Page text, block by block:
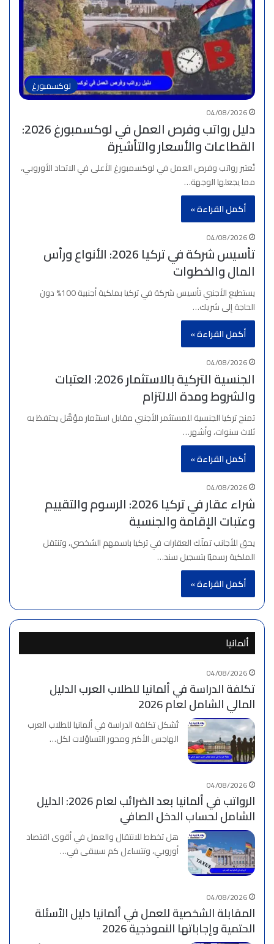
لوكسمبورغ
04/08/2026
دليل رواتب وفرص العمل في لوكسمبورغ 2026:
القطاعات والأسعار والتأشيرة
تُعتبر رواتب وفرص العمل في لوكسمبورغ الأعلى في الاتحاد الأوروبي،
مما يجعلها الوجهة…
أكمل القراءة »
04/08/2026
تأسيس شركة في تركيا 2026: الأنواع ورأس
المال والخطوات
يستطيع الأجنبي تأسيس شركة في تركيا بملكية أجنبية 100% دون
الحاجة إلى شريك…
أكمل القراءة »
04/08/2026
الجنسية التركية بالاستثمار 2026: العتبات
والشروط ومدة الالتزام
تمنح تركيا الجنسية للمستثمر الأجنبي مقابل استثمار مؤهَّل يحتفظ به
ثلاث سنوات، وأشهر…
أكمل القراءة »
04/08/2026
شراء عقار في تركيا 2026: الرسوم والتقييم
وعتبات الإقامة والجنسية
يحق للأجانب تملّك العقارات في تركيا باسمهم الشخصي، وتنتقل
الملكية رسميًا بتسجيل سند…
أكمل القراءة »
ألمانيا
04/08/2026
تكلفة الدراسة في ألمانيا للطلاب العرب الدليل
المالي الشامل لعام 2026
تُشكل تكلفة الدراسة في ألمانيا للطلاب العرب
الهاجس الأكبر ومحور التساؤلات لكل…
04/08/2026
الرواتب في ألمانيا بعد الضرائب لعام 2026: الدليل
الشامل لحساب الدخل الصافي
هل تخطط للانتقال والعمل في أقوى اقتصاد
أوروبي، وتتساءل كم سيبقى في…
04/08/2026
المقابلة الشخصية للعمل في ألمانيا دليل الأسئلة
الحتمية وإجاباتها النموذجية 2026